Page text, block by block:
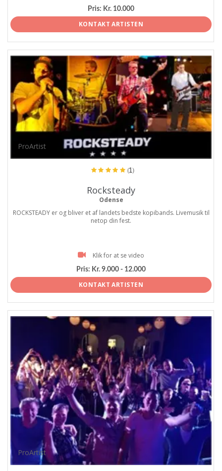
Pris: Kr. 10.000
KONTAKT ARTISTEN
ProArtist
(1)
Rocksteady
Odense
ROCKSTEADY er og bliver et af landets bedste kopibands. Livemusik til
netop din fest.
Klik for at se video
Pris: Kr. 9.000 - 12.000
KONTAKT ARTISTEN
ProArtist